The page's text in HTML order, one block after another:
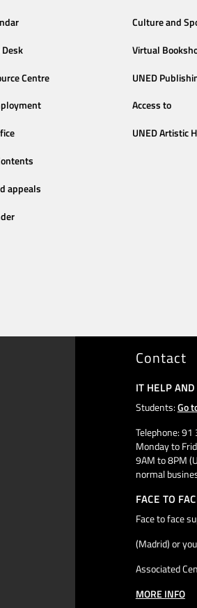
Centre
appeals
Culture and
Virtual
UNED
Access to
UNED Artistic
Contact
IT HELP
Students:Go
Telephone:
Monday to
9AM to 8PM
normal
FACE TO
Face to face
(Madrid) or
Associated
MORE INFO